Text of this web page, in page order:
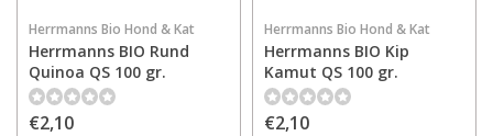
Herrmanns Bio Hond & Kat
Herrmanns BIO Rund
Quinoa QS 100 gr.
€2,10
Herrmanns Bio Hond & Kat
Herrmanns BIO Kip
Kamut QS 100 gr.
€2,10